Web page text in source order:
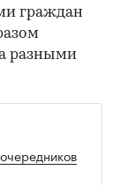
граждан
разными